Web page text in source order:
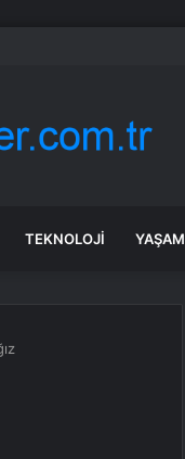
TEKNOLOJI YAŞAM